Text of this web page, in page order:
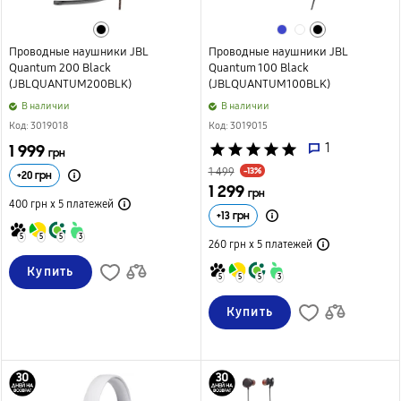
Проводные наушники JBL
Quantum 200 Black
(JBLQUANTUM200BLK)
B наличии
Код: 3019018
1 999 грн
+20 грн
400 грн х 5 платежей
5 5 5 3
Купить
Проводные наушники JBL
Quantum 100 Black
(JBLQUANTUM100BLK)
B наличии
Код: 3019015
star star star star star 1
1 499 -13%
1 299 грн
+13грн
260 грн х 5платежей
5 5 5 3
Купить